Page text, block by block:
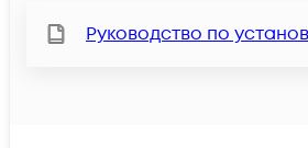
Руководство по